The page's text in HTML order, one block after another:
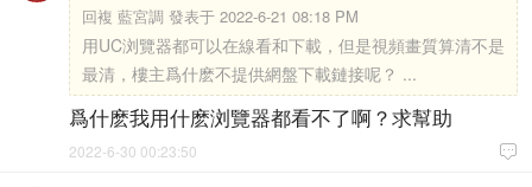
回複 藍宮調 發表于 2022-6-21 08:18 PM
用UC浏覽器都可以在線看和下載，但是視頻畫質算清不是
最清，樓主爲什麽不提供網盤下載鏈接呢？ ...
爲什麽我用什麽浏覽器都看不了啊？求幫助

2022-6-30 00:23:50